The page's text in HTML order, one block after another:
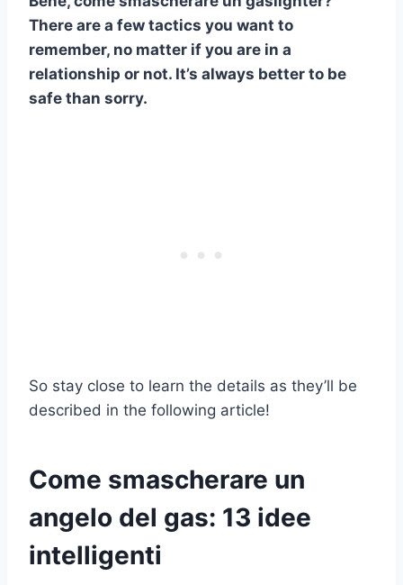
There are a few tactics you want to
remember, no matter if you are in a
relationship or not. It’s always better to be
safe than sorry.
So stay close to learn the details as they’ll be
described in the following article!
Come smascherare un
angelo del gas: 13 idee
intelligenti